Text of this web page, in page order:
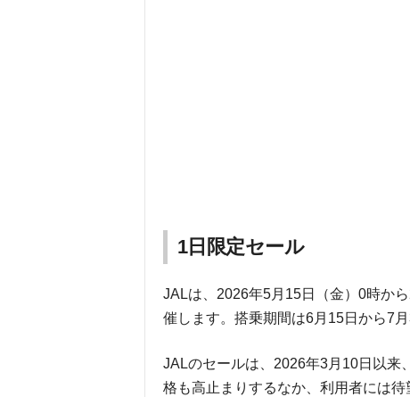
1日限定セール
JALは、2026年5月15日（金）0時か
催します。搭乗期間は6月15日から7月
JALのセールは、2026年3月10日以来
格も高止まりするなか、利用者には